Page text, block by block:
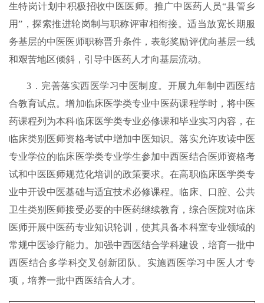
生特岗计划中积极招收中医医师。推广中医药人员“县管乡
用”，探索推进轮岗制与职称评审相衔接。适当放宽长期服
务基层的中医医师职称晋升条件，表彰奖励评优向基层一线
和艰苦地区倾斜，引导中医药人才向基层流动。
3．完善落实西医学习中医制度。开展九年制中西医结
合教育试点。增加临床医学类专业中医药课程学时，将中医
药课程列为本科临床医学类专业必修课和毕业实习内容，在
临床类别医师资格考试中增加中医知识。落实允许攻读中医
专业学位的临床医学类专业学生参加中西医结合医师资格考
试和中医医师规范化培训的政策要求。在高职临床医学类专
业中开设中医基础与适宜技术必修课程。临床、口腔、公共
卫生类别医师接受必要的中医药继续教育，综合医院对临床
医师开展中医药专业知识轮训，使其具备本科室专业领域的
常规中医诊疗能力。加强中西医结合学科建设，培育一批中
西医结合多学科交叉创新团队。实施西医学习中医人才专
项，培养一批中西医结合人才。